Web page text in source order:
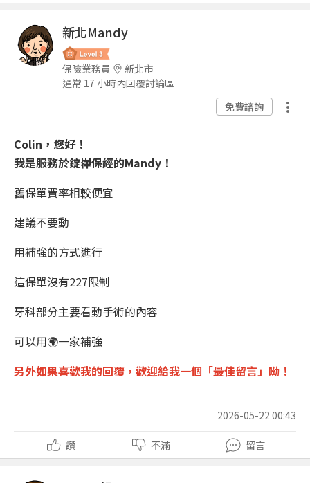
新北Mandy
保險業務員
新北市
通常 17 小時內回覆討論區
免費諮詢
Colin ，您好！
我是服務於錠嵂保經的Mandy！
舊保單費率相較便宜
建議不要動
用補強的方式進行
這保單沒有227限制
牙科部分主要看動手術的內容
可以用🌍一家補強
另外如果喜歡我的回覆， 歡迎給我一個「最佳留言」呦！
2026-05-22 00:43
讚 不滿 留言